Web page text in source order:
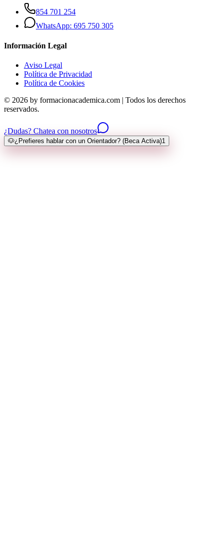
854 701 254
WhatsApp: 695 750 305
Información Legal
Aviso Legal
Política de Privacidad
Política de Cookies
© 2026 by formacionacademica.com | Todos los derechos
reservados.
¿Dudas? Chatea con nosotros
🐶¿Prefieres hablar con un Orientador? (Beca Activa)1